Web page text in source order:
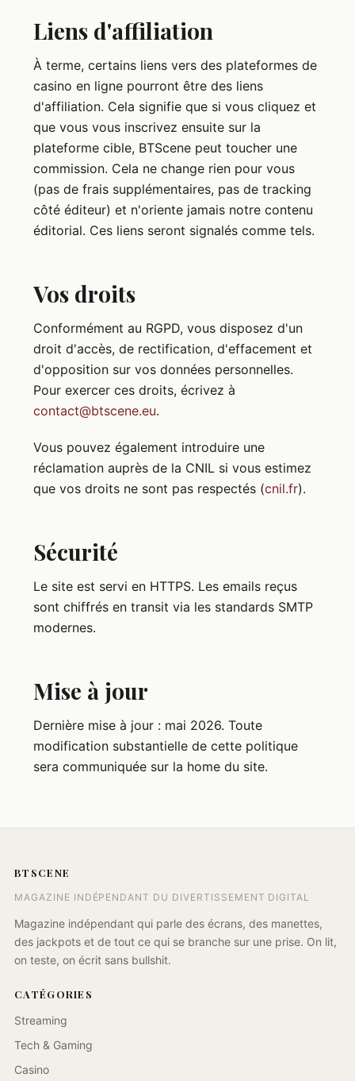
Liens d'affiliation
À terme, certains liens vers des plateformes de
casino en ligne pourront être des liens
d'affiliation. Cela signifie que si vous cliquez et
que vous vous inscrivez ensuite sur la
plateforme cible, BTScene peut toucher une
commission. Cela ne change rien pour vous
(pas de frais supplémentaires, pas de tracking
côté éditeur) et n'oriente jamais notre contenu
éditorial. Ces liens seront signalés comme tels.
Vos droits
Conformément au RGPD, vous disposez d'un
droit d'accès, de rectification, d'effacement et
d'opposition sur vos données personnelles.
Pour exercer ces droits, écrivez à
contact@btscene.eu.
Vous pouvez également introduire une
réclamation auprès de la CNIL si vous estimez
que vos droits ne sont pas respectés (cnil.fr).
Sécurité
Le site est servi en HTTPS. Les emails reçus
sont chiffrés en transit via les standards SMTP
modernes.
Mise à jour
Dernière mise à jour : mai 2026. Toute
modification substantielle de cette politique
sera communiquée sur la home du site.
BTSCENE
MAGAZINE INDÉPENDANT DU DIVERTISSEMENT DIGITAL
Magazine indépendant qui parle des écrans, des manettes,
des jackpots et de tout ce qui se branche sur une prise. On lit,
on teste, on écrit sans bullshit.
CATÉGORIES
Streaming
Tech & Gaming
Casino